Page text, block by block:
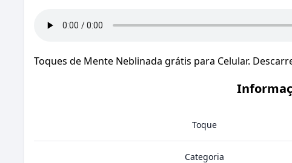
Toques de Mente Neblinada grátis para Celular.
Toque
Categoria